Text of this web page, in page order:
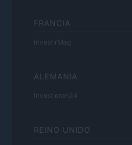
FRANCIA
InvestirMag
ALEMANIA
Investieren24
REINO UNIDO